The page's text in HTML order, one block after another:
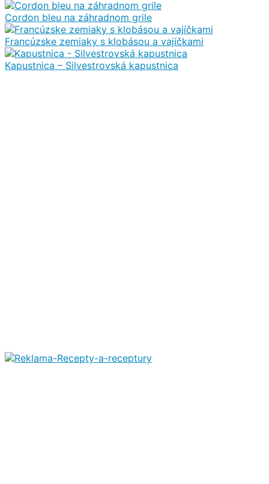
Cordon bleu na záhradnom grile
Francúzske zemiaky s klobásou a vajíčkami
Kapustnica – Silvestrovská kapustnica